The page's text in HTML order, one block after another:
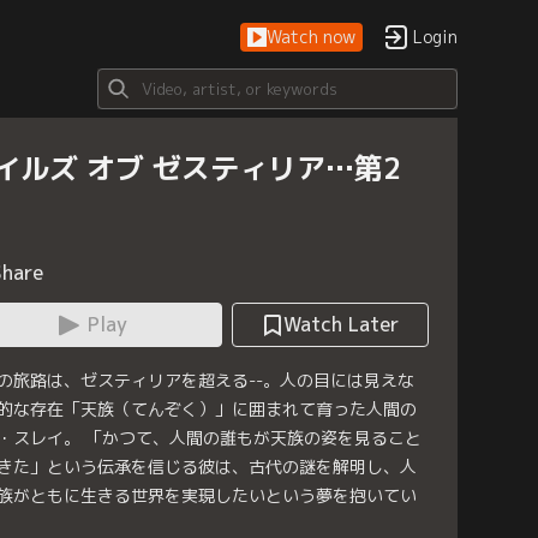
Watch now Login
ルズ オブ ゼスティリア…第2
Play
Watch Later
旅路は、ゼスティリアを超える--。人の目には見えな
な存在「天族（てんぞく）」に囲まれて育った人間の
スレイ。 「かつて、人間の誰もが天族の姿を見ること
た」という伝承を信じる彼は、古代の謎を解明し、人
がともに生きる世界を実現したいという夢を抱いてい